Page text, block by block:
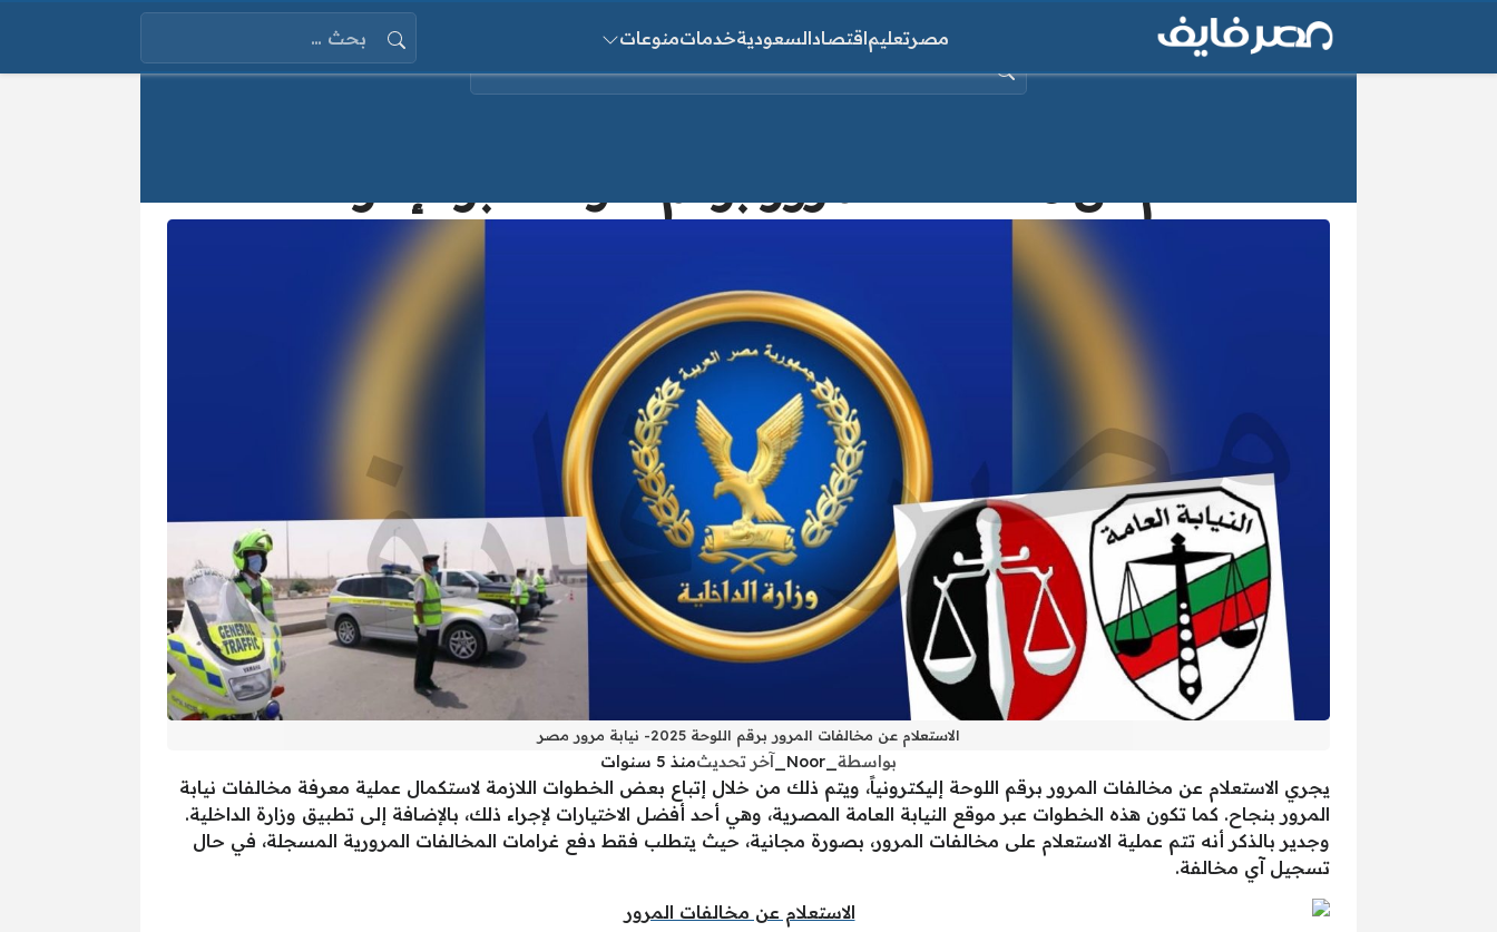
مصرتعليماقتصادالسعوديةخدماتمنوعات
البحث عن:
الاستعلام عن مخالفات المرور برقم اللوحة 2025- نيابة مرور مصر
بواسطة آخر تحديثمنذ 5 سنوات
يجري الاستعلام عن مخالفات المرور برقم اللوحة إليكترونياً، ويتم ذلك من خلال إتباع بعض الخطوات اللازمة لاستكمال عملية معرفة مخالفات نيابة
المرور بنجاح. كما تكون هذه الخطوات عبر موقع النيابة العامة المصرية، وهي أحد أفضل الاختيارات لإجراء ذلك، بالإضافة إلى تطبيق وزارة الداخلية.
وجدير بالذكر أنه تتم عملية الاستعلام على مخالفات المرور، بصورة مجانية، حيث يتطلب فقط دفع غرامات المخالفات المرورية المسجلة، في حال
تسجيل آي مخالفة.